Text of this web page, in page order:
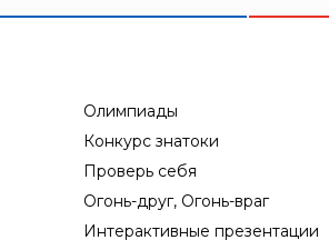
Олимпиады
Конкурс знатоки
Проверь себя
Огонь-друг, Огонь-враг
Интерактивные презентации